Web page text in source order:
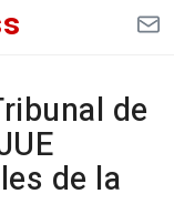
de
de la